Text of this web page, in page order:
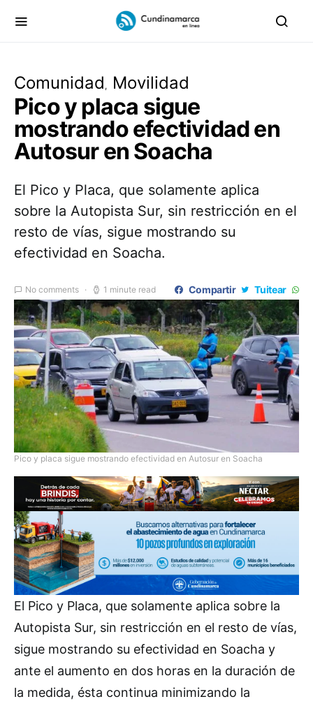
Comunidad Movilidad
Pico y placa sigue
mostrando efectividad en
Autosur en Soacha
El Pico y Placa, que solamente aplica
sobre la Autopista Sur, sin restricción en el
resto de vías, sigue mostrando su
efectividad en Soacha.
No comments 1 minute read Compartir Tuitear
Pico y placa sigue mostrando efectividad en Autosur en Soacha
El Pico y Placa, que solamente aplica sobre la
Autopista Sur, sin restricción en el resto de vías,
sigue mostrando su efectividad en Soacha y
ante el aumento en dos horas en la duración de
la medida, ésta continua minimizando la